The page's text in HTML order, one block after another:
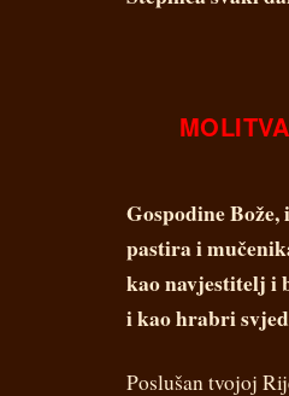
Gospodine
pastira i
kao navjestitelj i
i kao hrabri
Poslušan tvojoj